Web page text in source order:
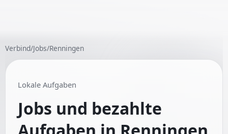
Verbind/Jobs/Renningen
Lokale Aufgaben
Jobs und bezahlte